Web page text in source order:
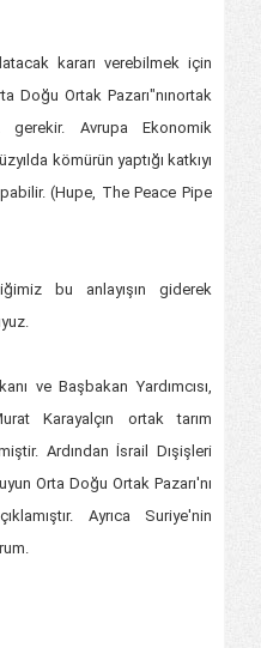
kararı verebilmek için
Doğu Ortak Pazarı"nınortak
gerekir. Avrupa Ekonomik
kömürün yaptığı katkıyı
(Hupe, The Peace Pipe
bu anlayışın giderek
ve Başbakan Yardımcısı,
Karayalçın ortak tarım
Ardından İsrail Dışişleri
Orta Doğu Ortak Pazarı'nı
Ayrıca Suriye'nin